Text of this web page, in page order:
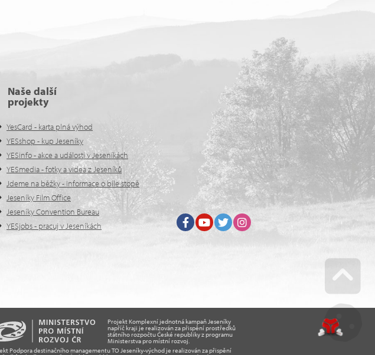
Naše další
projekty
YesCard - karta plná výhod
YESshop - kup Jeseníky
YESinfo - akce a události v Jeseníkách
YESmedia - fotky a videa z Jeseníků
Jdeme na běžky - informace o bíle stopě
Jeseníky Film Office
Jeseníky Convention Bureau
YESjobs - pracuj v Jeseníkách
FacebookYoutubeTwitter Instagram
Projekt Komplexní jednotná kampaň Jeseníky
napříč kraji je realizován za přispění prostředků
státního rozpočtu České republiky z programu
Ministerstva pro místní rozvoj.
Podpora destinačního managementu TO Jeseníky-východ je realizován za přispění
Go